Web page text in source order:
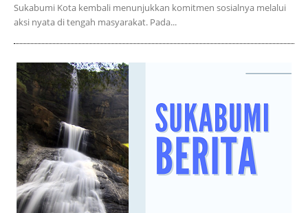
Sukabumi Kota kembali menunjukkan komitmen sosialnya melalui
aksi nyata di tengah masyarakat. Pada...